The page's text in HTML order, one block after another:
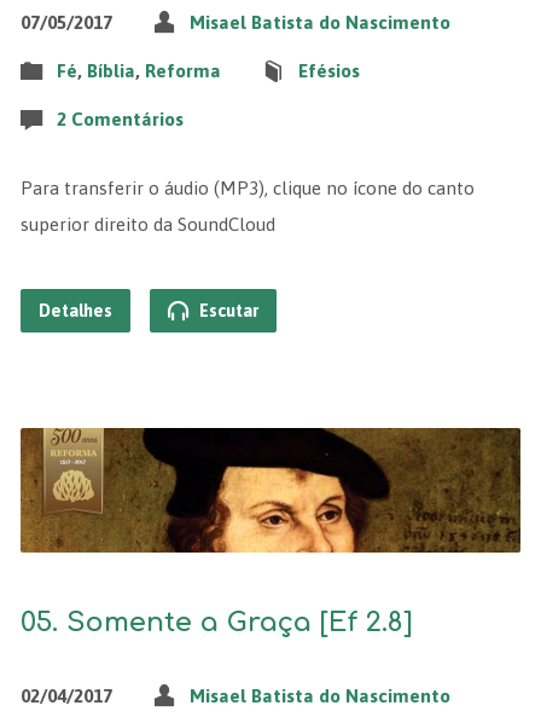
07/05/2017 Misael Batista do Nascimento
Fé, Bíblia, Reforma Efésios
2 Comentários
Para transferir o áudio (MP3), clique no ícone do canto
superior direito da SoundCloud
Detalhes Escutar
05. Somente a Graça [Ef 2.8]
02/04/2017 Misael Batista do Nascimento